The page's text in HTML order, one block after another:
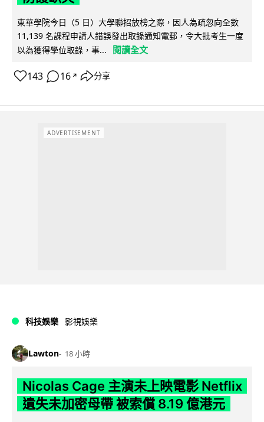
東華學院今日（5 日）大學聯招放榜之際，因人為疏忽向全數
11,139 名課程申請人錯誤發出取錄通知電郵，令大批考生一度
以為獲得學位取錄，事...
閱讀全文
143 16 ↗ 分享
ADVERTISEMENT
科技娛樂 影視娛樂
Lawton 18 小時
Nicolas Cage 主演未上映電影 Netflix
遺失未加密母帶 被索償 8.19 億港元